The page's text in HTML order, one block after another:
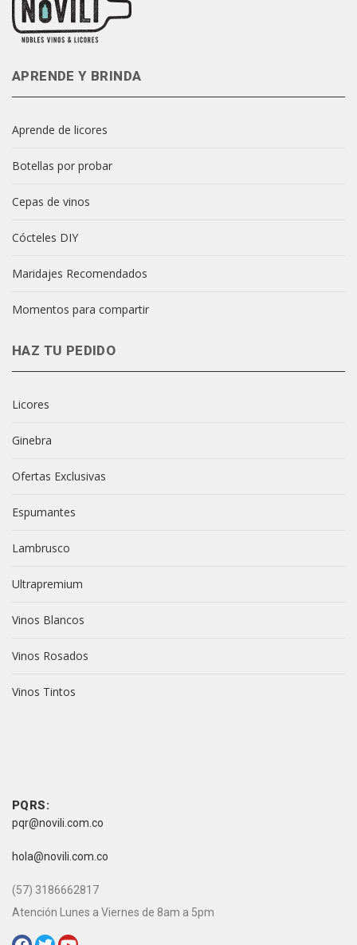
APRENDE Y BRINDA
Aprende de licores
Botellas por probar
Cepas de vinos
Cócteles DIY
Maridajes Recomendados
Momentos para compartir
HAZ TU PEDIDO
Licores
Ginebra
Ofertas Exclusivas
Espumantes
Lambrusco
Ultrapremium
Vinos Blancos
Vinos Rosados
Vinos Tintos
PQRS:
pqr@novili.com.co
hola@novili.com.co
(57) 3186662817
Atención Lunes a Viernes de 8am a 5pm